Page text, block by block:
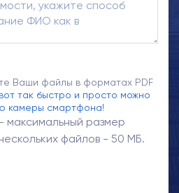
Ваши файлы в форматах PDF
так быстро и просто можно
камеры смартфона!
размер
файлов - 50 МБ.